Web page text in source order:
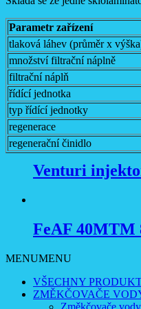
Parametr zařízení
tlaková láhev (průměr x
množství filtrační náplně
filtrační náplň
řídící jednotka
typ řídící jednotky
regenerace
regenerační činidlo
Venturi
FeAF 40MTM
MENUMENU
VŠECHNY
ZMĚKČOVAČE
Změkčovače